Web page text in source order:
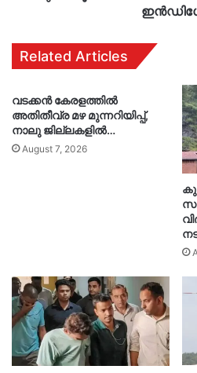
Related Articles
വടക്കൻ കേരളത്തിൽ
അതിതീവ്ര മഴ മുന്നറിയിപ്പ്,
നാലു ജില്ലകളിൽ…
August 7, 2026